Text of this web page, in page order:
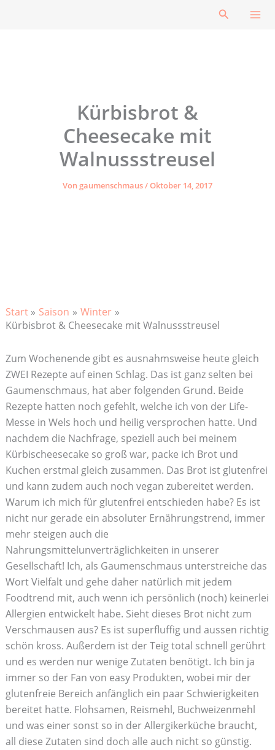
Suchen
Kürbisbrot &
Cheesecake mit
Walnussstreusel
Vongaumenschmaus/Oktober 14, 2017
Start Saison
Winter
Kürbisbrot & Cheesecake mit Walnussstreusel
Zum Wochenende gibt es ausnahmsweise heute gleich
ZWEI Rezepte auf einen Schlag. Das ist ganz selten bei
Gaumenschmaus, hat aber folgenden Grund. Beide
Rezepte hatten noch gefehlt, welche ich von der Life-
Messe in Wels hoch und heilig versprochen hatte. Und
nachdem die Nachfrage, speziell auch bei meinem
Kürbischeesecake so groß war, packe ich Brot und
Kuchen erstmal gleich zusammen. Das Brot ist glutenfrei
und kann zudem auch noch vegan zubereitet werden.
Warum ich mich für glutenfrei entschieden habe? Es ist
nicht nur gerade ein absoluter Ernährungstrend, immer
mehr steigen auch die
Nahrungsmittelunverträglichkeiten in unserer
Gesellschaft! Ich, als Gaumenschmaus unterstreiche das
Wort Vielfalt und gehe daher natürlich mit jedem
Foodtrend mit, auch wenn ich persönlich (noch) keinerlei
Allergien entwickelt habe. Sieht dieses Brot nicht zum
Verschmausen aus? Es ist superfluffig und aussen richtig
schön kross. Außerdem ist der Teig total schnell gerührt
und es werden nur wenige Zutaten benötigt. Ich bin ja
immer so der Fan von easy Produkten, wobei mir der
glutenfreie Bereich anfänglich ein paar Schwierigkeiten
bereitet hatte. Flohsamen, Reismehl, Buchweizenmehl
und was einer sonst so in der Allergikerküche braucht,
all diese Zutaten sind doch alle auch nicht so günstig.